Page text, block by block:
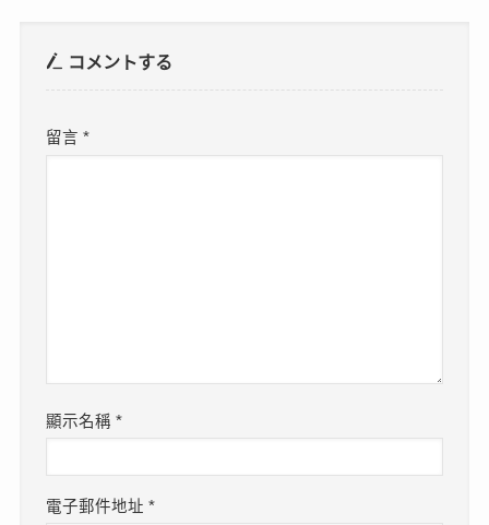
コメントする
留言*
顯示名稱*
電子郵件地址*